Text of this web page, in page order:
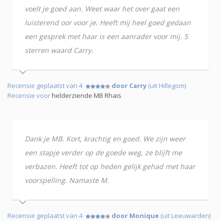
voelt je goed aan. Weet waar het over gaat een
luisterend oor voor je. Heeft mij heel goed gedaan
een gesprek met haar is een aanrader voor mij. 5
sterren waard Carry.
Recensie geplaatst van 4 door Carry (uit Hillegom)
Recensie voorhelderziende MB Rhais
Dank je MB. Kort, krachtig en goed. We zijn weer
een stapje verder op de goede weg, ze blijft me
verbazen. Heeft tot op heden gelijk gehad met haar
voorspelling. Namaste M.
Recensie geplaatst van 4 door Monique (uit Leeuwarden)